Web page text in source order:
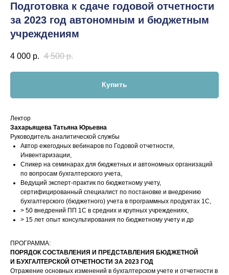
Подготовка к сдаче годовой отчетности
за 2023 год автономным и бюджетным
учреждениям
4 000 р. 4 500 р.
Купить
Лектор
Захарьящева Татьяна Юрьевна
Руководитель аналитической службы
Автор ежегодных вебинаров по Годовой отчетности,
Инвентаризации,
Спикер на семинарах для бюджетных и автономных организаций
по вопросам бухгалтерского учета,
Ведущий эксперт-практик по бюджетному учету,
сертифицированный специалист по постановке и внедрению
бухгалтерского (бюджетного) учета в программных продуктах 1С,
> 50 внедрений ПП 1С в средних и крупных учреждениях,
> 15 лет опыт консультирования по бюджетному учету и др
ПРОГРАММА:
ПОРЯДОК СОСТАВЛЕНИЯ И ПРЕДСТАВЛЕНИЯ БЮДЖЕТНОЙ
И БУХГАЛТЕРСКОЙ ОТЧЕТНОСТИ ЗА 2023 ГОД
Отражение основных изменений в бухгалтерском учете и отчетности в